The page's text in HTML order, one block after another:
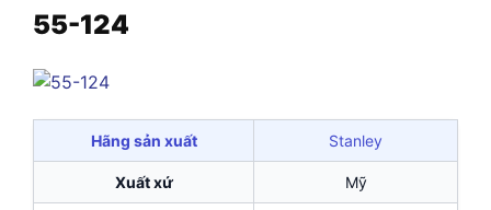
55-124
Hãng sản xuất Stanley
Xuất xứ Mỹ